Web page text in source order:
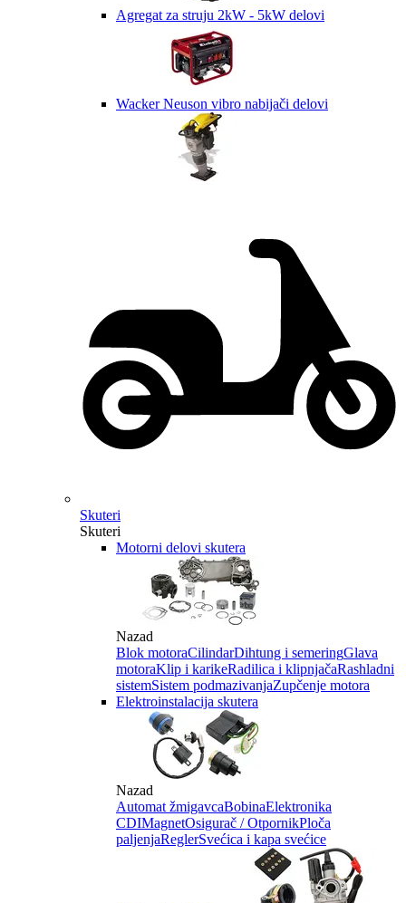
Agregat za struju 2kW - 5kW delovi
Wacker Neuson vibro nabijači delovi
Skuteri
Skuteri
Motorni delovi skutera
Nazad
Blok motoraCilindarDihtung i semeringGlava
motoraKlip i karikeRadilica i klipnjačaRashladni
sistemSistem podmazivanjaZupčenje motora
Elektroinstalacija skutera
Nazad
Automat žmigavcaBobinaElektronika
CDIMagnetOsigurač / OtpornikPloča
paljenjaReglerSvećica i kapa svećice